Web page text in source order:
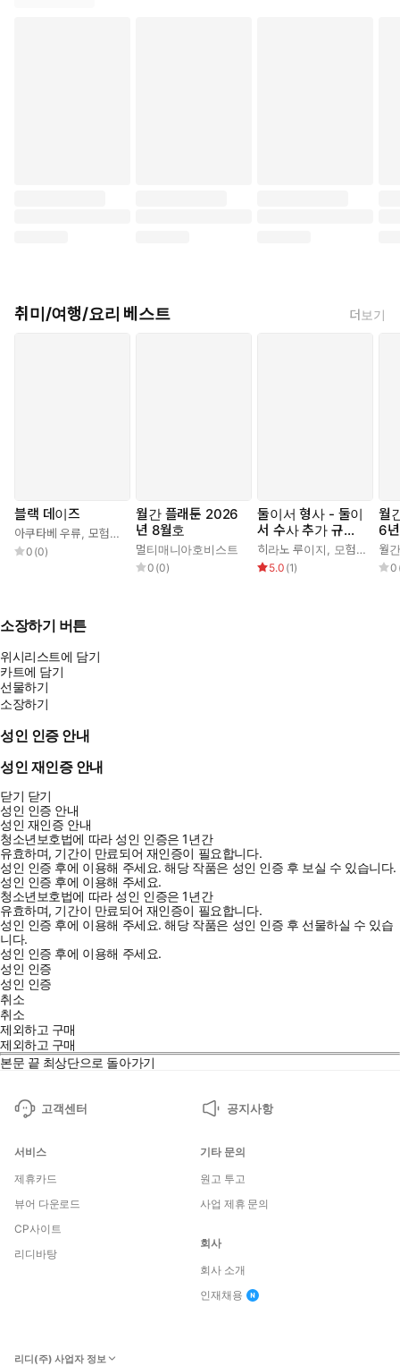
취미/여행/요리 베스트 더보기
블랙 데이즈
아쿠타베 우류, 모험기획국 , 유범
0 (0)
월간 플래툰 2026
년 8월호
멀티매니아호비스트
0 (0)
둘이서 형사 - 둘이
서 수사 추가 규칙&
시나리오북
히라노 루이지, 모험기획국 ,
5.0 (1)
월
6
월
0
소장하기 버튼
위시리스트에 담기
카트에 담기
선물하기
소장하기
성인 인증 안내
성인 재인증 안내
닫기 닫기
성인 인증 안내
성인 재인증 안내
청소년보호법에 따라 성인 인증은 1년간
유효하며, 기간이 만료되어 재인증이 필요합니다.
성인 인증 후에 이용해 주세요.해당 작품은 성인 인증 후 보실 수 있습니다.
성인 인증 후에 이용해 주세요.
청소년보호법에 따라 성인 인증은 1년간
유효하며, 기간이 만료되어 재인증이 필요합니다.
성인 인증 후에 이용해 주세요.해당 작품은 성인 인증 후 선물하실 수 있습
니다.
성인 인증 후에 이용해 주세요.
성인 인증
성인 인증
취소
취소
제외하고 구매
제외하고 구매
본문 끝 최상단으로 돌아가기
고객센터 공지사항
서비스
제휴카드
뷰어 다운로드
CP사이트
리디바탕
기타 문의
원고 투고
사업 제휴 문의
회사
회사 소개
인재채용
리디(주) 사업자 정보